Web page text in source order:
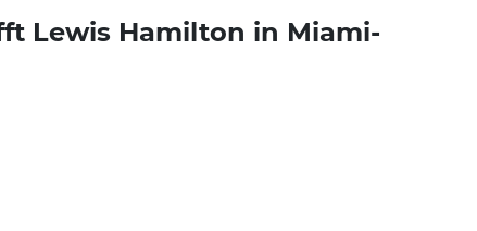
Lewis Hamilton in Miami-